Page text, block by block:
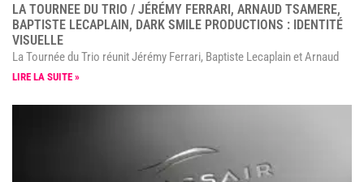
LA TOURNEE DU TRIO / JÉRÉMY FERRARI, ARNAUD TSAMERE,
BAPTISTE LECAPLAIN, DARK SMILE PRODUCTIONS : IDENTITÉ
VISUELLE
La Tournée du Trio réunit Jérémy Ferrari, Baptiste Lecaplain et Arnaud
LIRE LA SUITE »